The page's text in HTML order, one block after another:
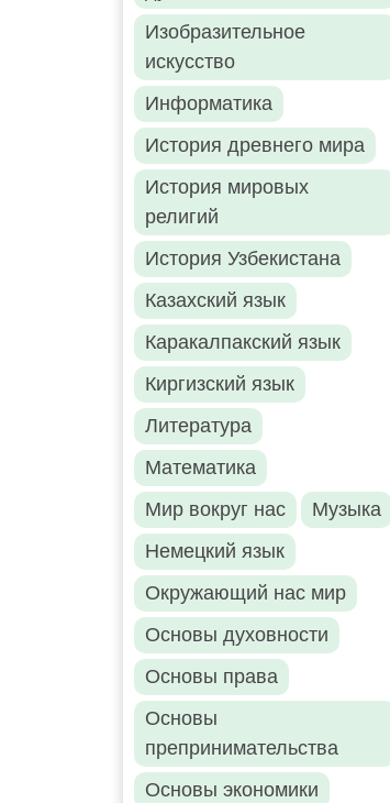
Изобразительное
искусство
Информатика
История древнего мира
История мировых
религий
История Узбекистана
Казахский язык
Каракалпакский язык
Киргизский язык
Литература
Математика
Мир вокруг нас
Музыка
Немецкий язык
Окружающий нас мир
Основы духовности
Основы права
Основы
препринимательства
Основы экономики